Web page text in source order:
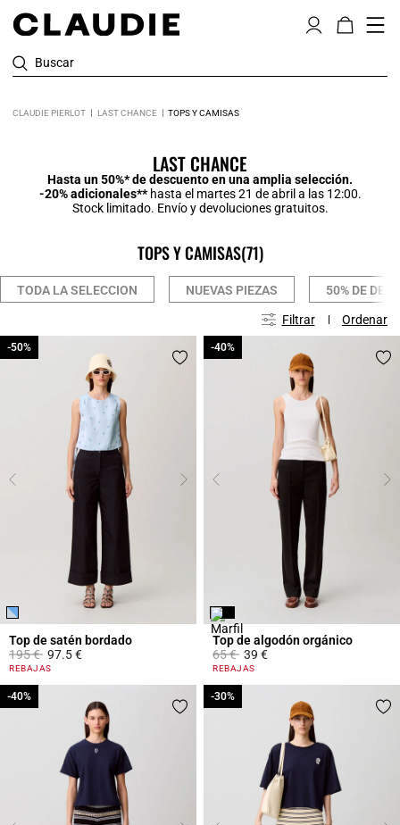
Buscar
CLAUDIE PIERLOT LAST CHANCE TOPS Y CAMISAS
LAST CHANCE
Hasta un 50%* de descuento en una amplia selección.
-20% adicionales** hasta el martes 21 de abril a las 12:00.
Stock limitado. Envío y devoluciones gratuitos.
TOPS Y CAMISAS(71)
TODA LA SELECCION NUEVAS PIEZAS 50% DE
Filtrar Ordenar
Top de satén bordado
Price reduced from
195 €to
-50%
97.5 €
5 out of 5 Customer Rating
REBAJAS
-50%
Top de algodón orgánico
Price reduced from
65 €to
-40%
39 €
4,7 out of 5 Customer Rating
REBAJAS
-40%
-40%
-40% -30%
-30%